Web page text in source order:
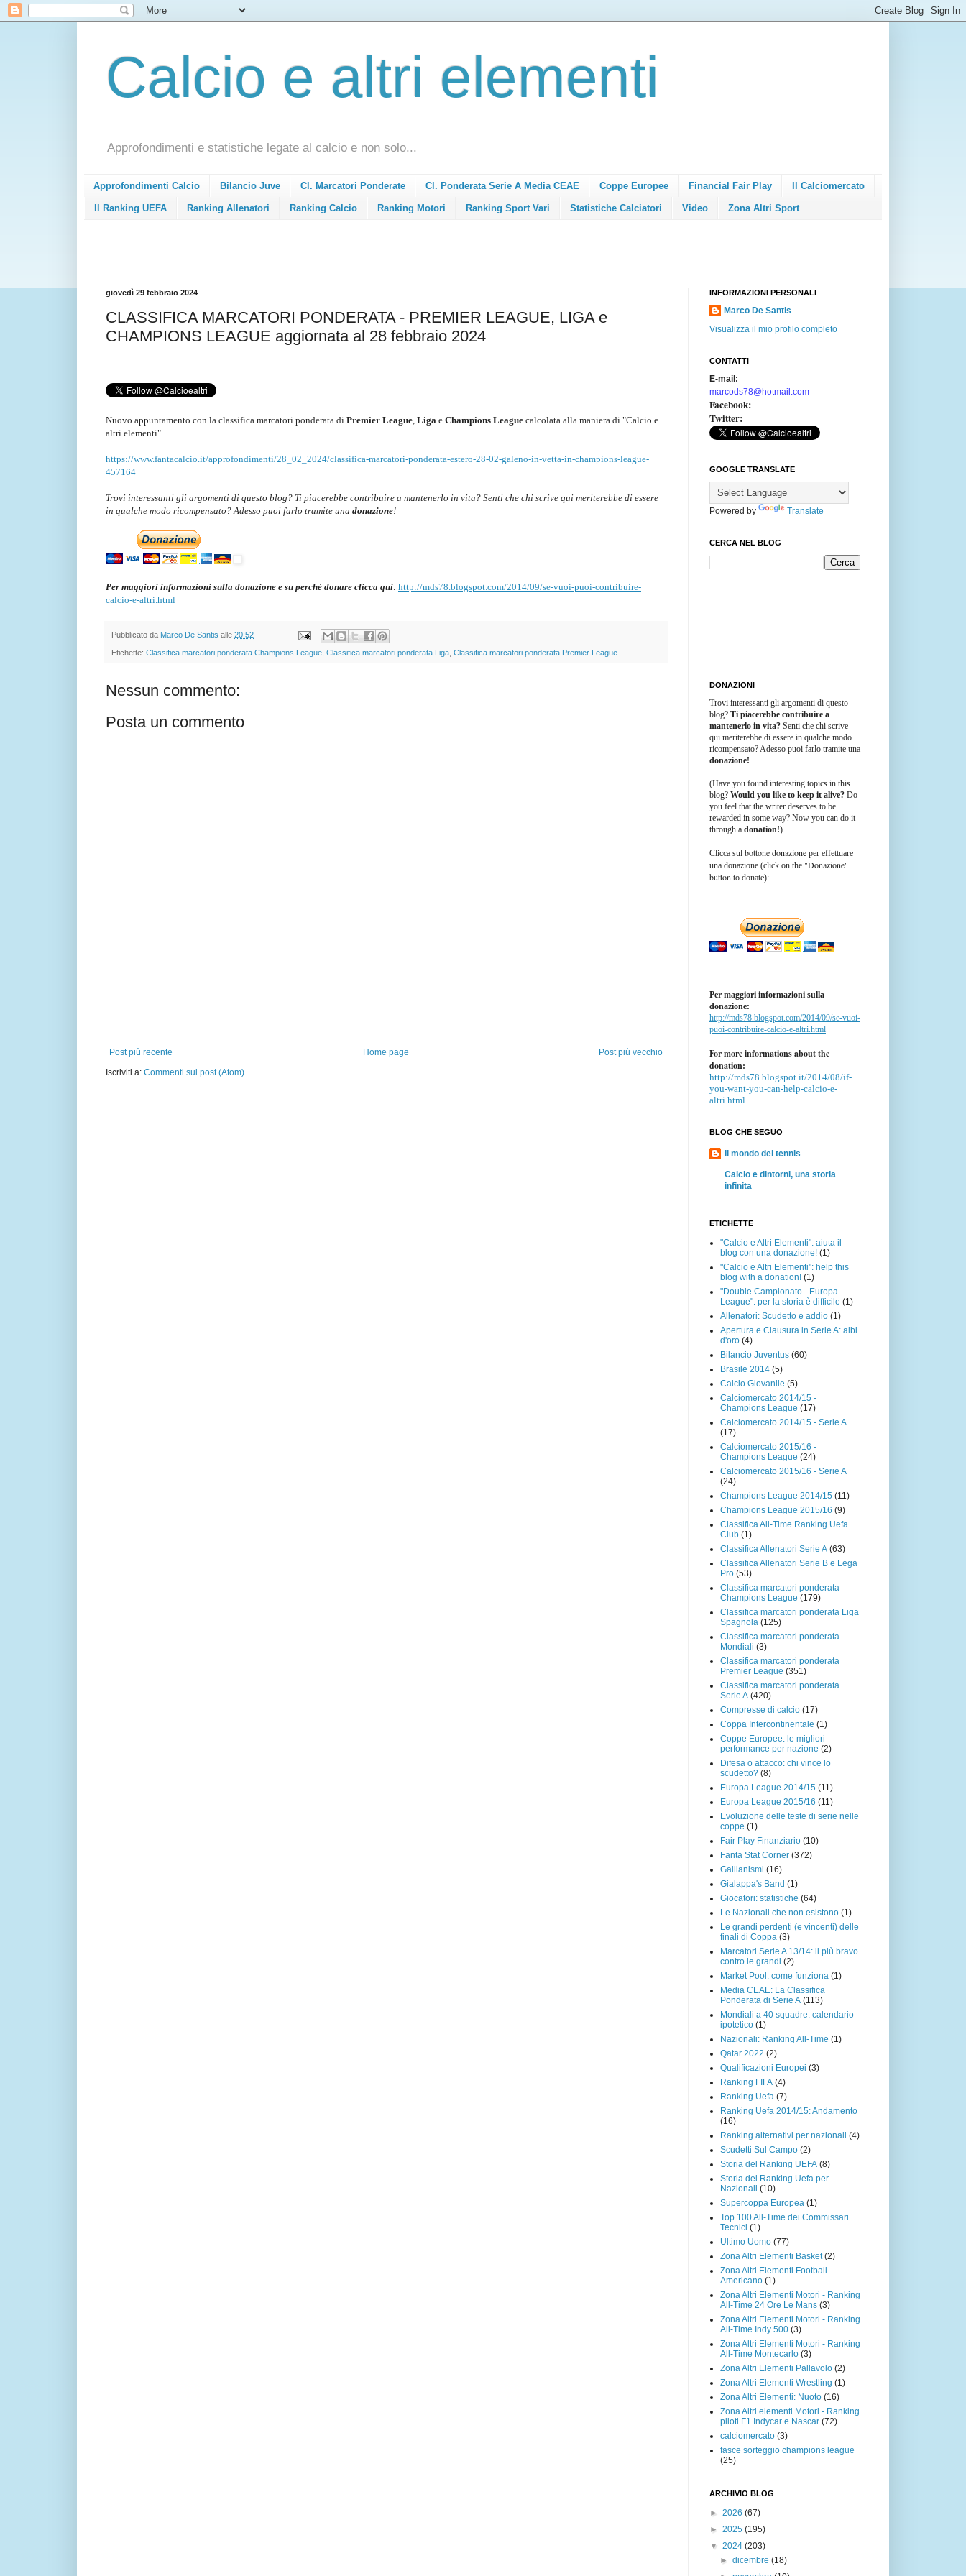
Calcio e altri elementi
Approfondimenti e statistiche legate al calcio e non solo...
Approfondimenti Calcio Bilancio Juve Cl. Marcatori Ponderate Cl. Ponderata Serie A Media CEAE Coppe Europee Financial Fair Play Il Calciomercato
Il Ranking UEFA Ranking Allenatori Ranking Calcio Ranking Motori Ranking Sport Vari Statistiche Calciatori Video Zona Altri Sport
giovedì 29 febbraio 2024
CLASSIFICA MARCATORI PONDERATA - PREMIER LEAGUE, LIGA e
CHAMPIONS LEAGUE aggiornata al 28 febbraio 2024
Nuovo appuntamento con la classifica marcatori ponderata di Premier League, Liga e Champions League calcolata alla maniera di "Calcio e
altri elementi".
https://www.fantacalcio.it/approfondimenti/28_02_2024/classifica-marcatori-ponderata-estero-28-02-galeno-in-vetta-in-champions-league-
457164
Trovi interessanti gli argomenti di questo blog? Ti piacerebbe contribuire a mantenerlo in vita? Senti che chi scrive qui meriterebbe di essere
in qualche modo ricompensato? Adesso puoi farlo tramite una donazione!
Per maggiori informazioni sulla donazione e su perché donare clicca qui: http://mds78.blogspot.com/2014/09/se-vuoi-puoi-contribuire-
calcio-e-altri.html
Pubblicato da Marco De Santis alle 20:52
Etichette: Classifica marcatori ponderata Champions League Classifica marcatori ponderata Liga Classifica marcatori ponderata Premier League
Nessun commento:
Posta un commento
Post più recente Post più vecchio
Home page
Iscriviti a: Commenti sul post (Atom)
INFORMAZIONI PERSONALI
Marco De Santis
Visualizza il mio profilo completo
CONTATTI
E-mail:
marcods78@hotmail.com
Facebook:
Twitter:
GOOGLE TRANSLATE
Powered by Translate
CERCA NEL BLOG
DONAZIONI
Trovi interessanti gli argomenti di questo
blog? Ti piacerebbe contribuire a
mantenerlo in vita? Senti che chi scrive
qui meriterebbe di essere in qualche modo
ricompensato? Adesso puoi farlo tramite una
donazione!
(Have you found interesting topics in this
blog? Would you like to keep it alive? Do
you feel that the writer deserves to be
rewarded in some way? Now you can do it
through a donation!)
Clicca sul bottone donazione per effettuare
una donazione (click on the "Donazione"
button to donate):
Per maggiori informazioni sulla
donazione:
http://mds78.blogspot.com/2014/09/se-vuoi-
puoi-contribuire-calcio-e-altri.html
For more informations about the
donation:
http://mds78.blogspot.it/2014/08/if-
you-want-you-can-help-calcio-e-
altri.html
BLOG CHE SEGUO
Il mondo del tennis
Calcio e dintorni, una storia
infinita
ETICHETTE
"Calcio e Altri Elementi": aiuta il
blog con una donazione! (1)
"Calcio e Altri Elementi": help this
blog with a donation! (1)
"Double Campionato - Europa
League": per la storia è difficile (1)
Allenatori: Scudetto e addio (1)
Apertura e Clausura in Serie A: albi
d'oro (4)
Bilancio Juventus (60)
Brasile 2014 (5)
Calcio Giovanile (5)
Calciomercato 2014/15 -
Champions League (17)
Calciomercato 2014/15 - Serie A
(17)
Calciomercato 2015/16 -
Champions League (24)
Calciomercato 2015/16 - Serie A
(24)
Champions League 2014/15 (11)
Champions League 2015/16 (9)
Classifica All-Time Ranking Uefa
Club (1)
Classifica Allenatori Serie A (63)
Classifica Allenatori Serie B e Lega
Pro (53)
Classifica marcatori ponderata
Champions League (179)
Classifica marcatori ponderata Liga
Spagnola (125)
Classifica marcatori ponderata
Mondiali (3)
Classifica marcatori ponderata
Premier League (351)
Classifica marcatori ponderata
Serie A (420)
Compresse di calcio (17)
Coppa Intercontinentale (1)
Coppe Europee: le migliori
performance per nazione (2)
Difesa o attacco: chi vince lo
scudetto? (8)
Europa League 2014/15 (11)
Europa League 2015/16 (11)
Evoluzione delle teste di serie nelle
coppe (1)
Fair Play Finanziario (10)
Fanta Stat Corner (372)
Gallianismi (16)
Gialappa's Band (1)
Giocatori: statistiche (64)
Le Nazionali che non esistono (1)
Le grandi perdenti (e vincenti) delle
finali di Coppa (3)
Marcatori Serie A 13/14: il più bravo
contro le grandi (2)
Market Pool: come funziona (1)
Media CEAE: La Classifica
Ponderata di Serie A (113)
Mondiali a 40 squadre: calendario
ipotetico (1)
Nazionali: Ranking All-Time (1)
Qatar 2022 (2)
Qualificazioni Europei (3)
Ranking FIFA (4)
Ranking Uefa (7)
Ranking Uefa 2014/15: Andamento
(16)
Ranking alternativi per nazionali (4)
Scudetti Sul Campo (2)
Storia del Ranking UEFA (8)
Storia del Ranking Uefa per
Nazionali (10)
Supercoppa Europea (1)
Top 100 All-Time dei Commissari
Tecnici (1)
Ultimo Uomo (77)
Zona Altri Elementi Basket (2)
Zona Altri Elementi Football
Americano (1)
Zona Altri Elementi Motori - Ranking
All-Time 24 Ore Le Mans (3)
Zona Altri Elementi Motori - Ranking
All-Time Indy 500 (3)
Zona Altri Elementi Motori - Ranking
All-Time Montecarlo (3)
Zona Altri Elementi Pallavolo (2)
Zona Altri Elementi Wrestling (1)
Zona Altri Elementi: Nuoto (16)
Zona Altri elementi Motori - Ranking
piloti F1 Indycar e Nascar (72)
calciomercato (3)
fasce sorteggio champions league
(25)
ARCHIVIO BLOG
► 2026 (67)
► 2025 (195)
▼ 2024 (203)
►dicembre(18)